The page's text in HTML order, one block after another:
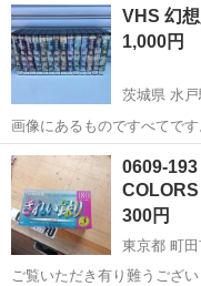
リーナの横の、JR城野駅南
福岡 北九州市 城野
Panasonic
VHS 幻
1,000円
茨城県 水戸
画像にあるものですべてです。 視聴未確認。目視未確認。 テープ
汚れ、傷があることを前提
ます。 ‪☆素人出品ですので、傷汚れ等の見落とし、機能の不具合等の
可能性はあります。ご心配...
茨城 水戸市
VHS
0609-
300円
東京都 町田
ご覧いただき有り難うございます。 町田市とジモティー